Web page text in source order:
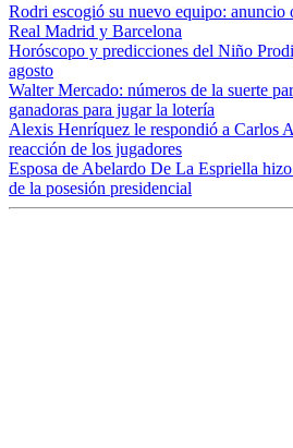
Rodri escogió su nuevo equipo: anuncio
Real Madrid y Barcelona
Horóscopo y predicciones del Niño
agosto
Walter Mercado: números de la suerte
ganadoras para jugar la lotería
Alexis Henríquez le respondió a Carlos
reacción de los jugadores
Esposa de Abelardo De La Espriella
de la posesión presidencial